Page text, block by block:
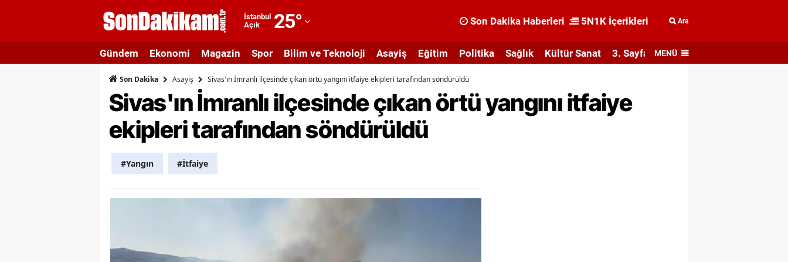
İstanbul
Açık
25°
Adıyaman
Afyonkarahisar
Amasya
Balıkesir
Son Dakika Haberleri 5N1K İçerikleri Ara
Gündem Ekonomi Magazin Spor Bilim ve Teknoloji Asayiş Eğitim Politika Sağlık Kültür Sanat 3. Sayfa MENÜ
Son Dakika Asayiş Sivas'ın İmranlı ilçesinde çıkan örtü yangını itfaiye ekipleri tarafından söndürüldü
Sivas'ın İmranlı ilçesinde çıkan örtü yangını itfaiye
ekipleri tarafından söndürüldü
#Yangın #İtfaiye